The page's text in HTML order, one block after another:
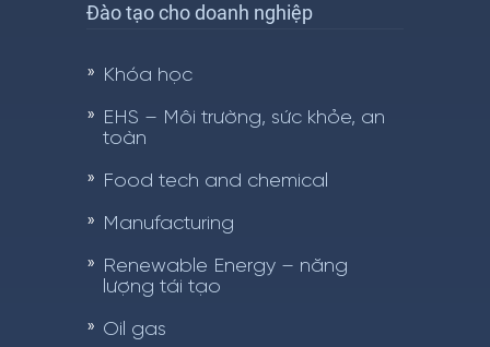
Đào tạo cho doanh nghiệp
Khóa học
EHS – Môi trường, sức khỏe, an
toàn
Food tech and chemical
Manufacturing
Renewable Energy – năng
lượng tái tạo
Oil gas